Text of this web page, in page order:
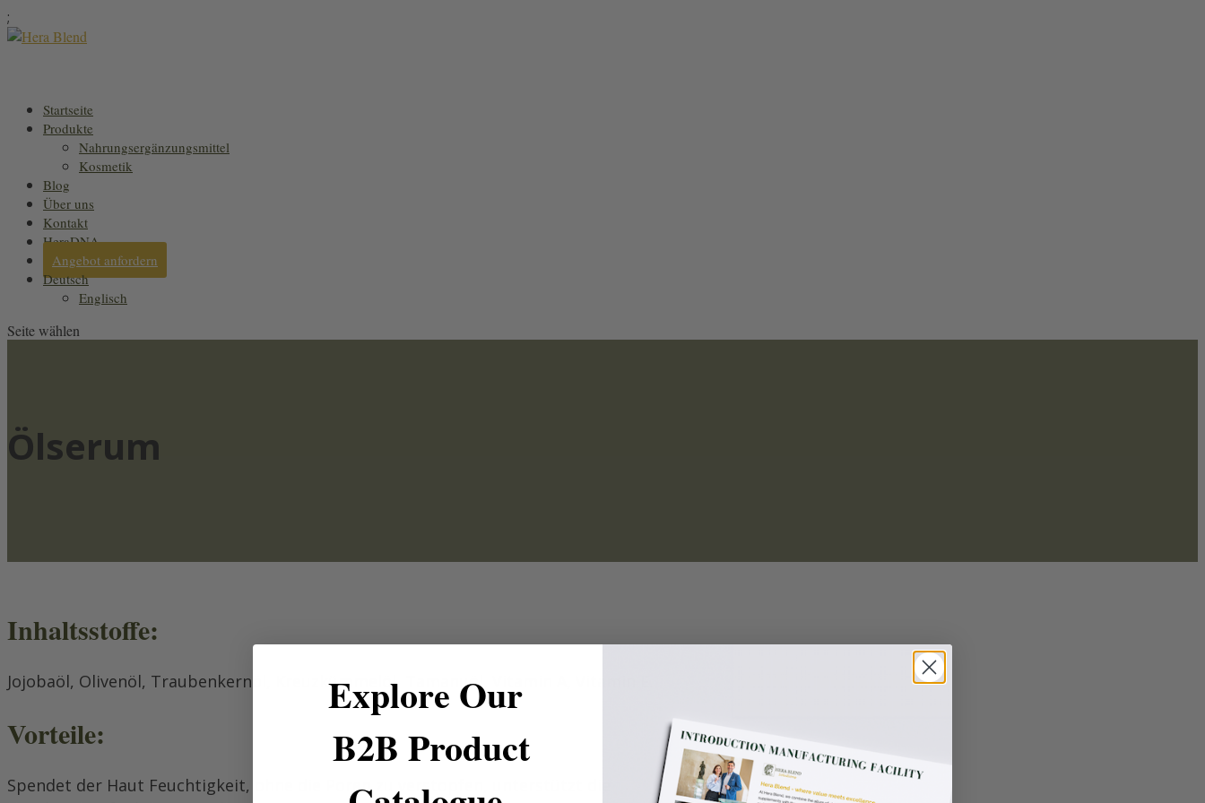
;
Startseite
Produkte
Nahrungsergänzungsmittel
Kosmetik
Blog
Über uns
Kontakt
HeraDNA
Angebot anfordern
Deutsch
Englisch
Seite wählen
Ölserum
Inhaltsstoffe:
Jojobaöl, Olivenöl, Traubenkernöl, Kreuzkümmelöl, Tamanuöl, Vitamin A, Vitamin E.
Vorteile:
Spendet der Haut Feuchtigkeit, ohne die Poren zu verstopfen, unterstützt die
Explore Our
B2B Product